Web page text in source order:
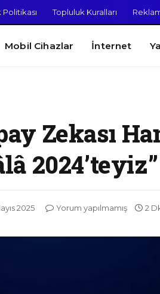
Politikası Topluluk Kuralları
Mobil Cihazlar İnternet
Zekası
2024’teyiz”
2025 Yorum yapılmamış 2